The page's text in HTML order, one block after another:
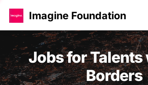
Imagine Foundation
Jobs for
Borders